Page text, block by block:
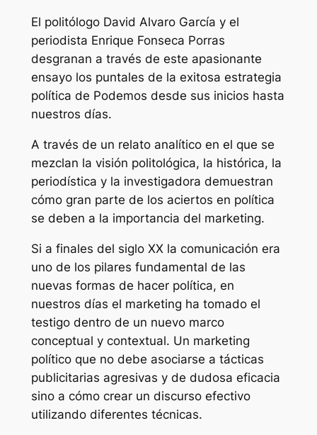
El politólogo David Alvaro García y el
periodista Enrique Fonseca Porras
desgranan a través de este apasionante
ensayo los puntales de la exitosa estrategia
política de Podemos desde sus inicios hasta
nuestros días.
A través de un relato analítico en el que se
mezclan la visión politológica, la histórica, la
periodística y la investigadora demuestran
cómo gran parte de los aciertos en política
se deben a la importancia del marketing.
Si a finales del siglo XX la comunicación era
uno de los pilares fundamental de las
nuevas formas de hacer política, en
nuestros días el marketing ha tomado el
testigo dentro de un nuevo marco
conceptual y contextual. Un marketing
político que no debe asociarse a tácticas
publicitarias agresivas y de dudosa eficacia
sino a cómo crear un discurso efectivo
utilizando diferentes técnicas.